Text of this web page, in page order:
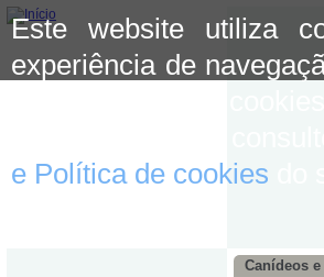
Este website utiliza
experiência de
e Política de cookies
Canídeos